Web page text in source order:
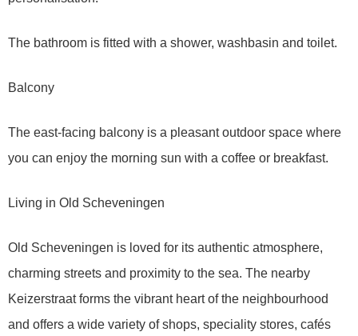
The bathroom is fitted with a shower, washbasin and toilet.
Balcony
The east-facing balcony is a pleasant outdoor space where
you can enjoy the morning sun with a coffee or breakfast.
Living in Old Scheveningen
Old Scheveningen is loved for its authentic atmosphere,
charming streets and proximity to the sea. The nearby
Keizerstraat forms the vibrant heart of the neighbourhood
and offers a wide variety of shops, speciality stores, cafés